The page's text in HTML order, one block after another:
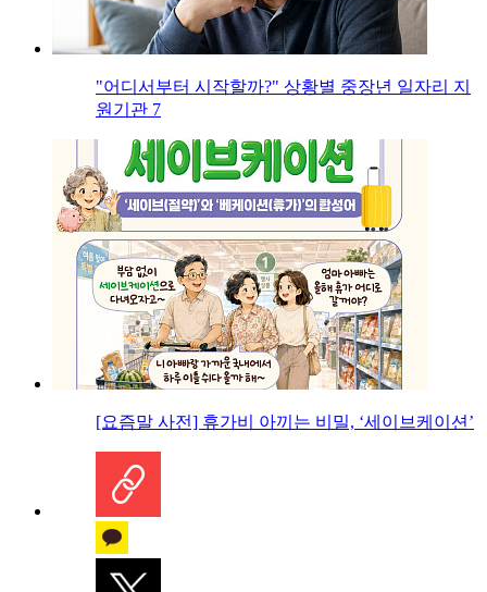
"어디서부터 시작할까?" 상황별 중장년 일자리 지
원기관 7
[요즘말 사전] 휴가비 아끼는 비밀, ‘세이브케이션’